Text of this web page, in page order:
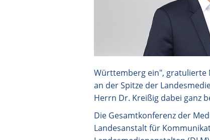
Württemberg ein", gratulierte
an der Spitze der
Herrn Dr. Kreißig dabei ganz
Die Gesamtkonferenz der
Landesanstalt für